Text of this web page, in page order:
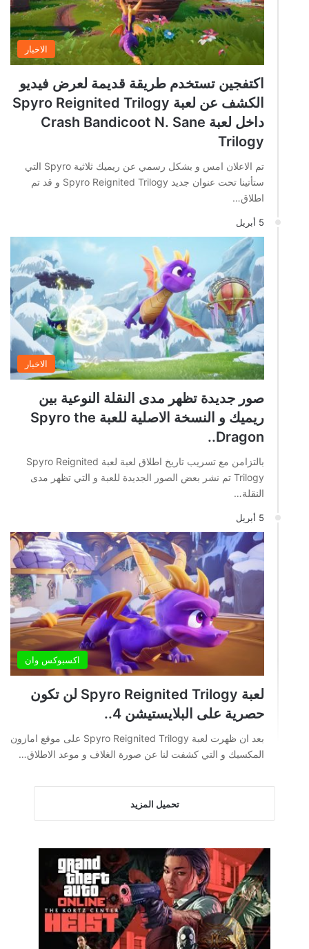
الاخبار
اكتفجين تستخدم طريقة قديمة لعرض فيديو
الكشف عن لعبة Spyro Reignited Trilogy
داخل لعبة Crash Bandicoot N. Sane
Trilogy
تم الاعلان امس و بشكل رسمي عن ريميك ثلاثية Spyro التي
ستأتينا تحت عنوان جديد Spyro Reignited Trilogy و قد تم
اطلاق…
5 أبريل
الاخبار
صور جديدة تظهر مدى النقلة النوعية بين
ريميك و النسخة الاصلية للعبة Spyro the
Dragon..
بالتزامن مع تسريب تاريخ اطلاق لعبة لعبة Spyro Reignited
Trilogy تم نشر بعض الصور الجديدة للعبة و التي تظهر مدى
النقلة…
5 أبريل
اكسبوكس وان
لعبة Spyro Reignited Trilogy لن تكون
حصرية على البلايستيشن 4..
بعد ان ظهرت لعبة Spyro Reignited Trilogy على موقع امازون
المكسيك و التي كشفت لنا عن صورة الغلاف و موعد الاطلاق…
تحميل المزيد